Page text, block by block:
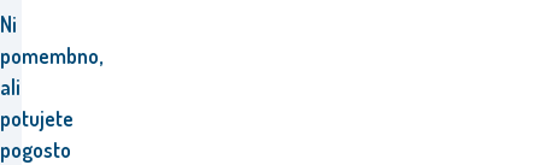
Ni
pomembno,
ali
potujete
pogosto